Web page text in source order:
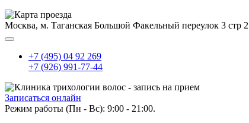
Москва, м. Таганская Большой Факельный переулок 3 стр 2
+7 (495) 04 92 269
+7 (926) 991-77-44
Записаться онлайн
Режим работы (Пн - Вс): 9:00 - 21:00.